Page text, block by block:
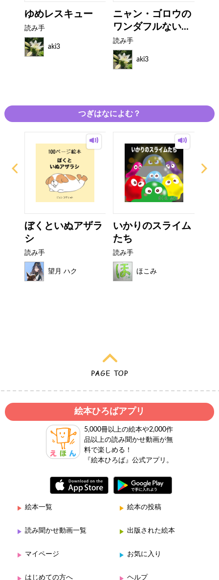
ゆめレスキュー
読み手
aki3
ニャン・ゴロウの
ワンダフルない...
読み手
aki3
つぎはなによむ？
ぼくといぬアザラ
シ
読み手
望月 ハク
いかりのスライム
たち
読み手
ほこみ
絵本ひろばアプリ
5,000冊以上の絵本や2,000作
品以上の読み聞かせ動画が無
料で楽しめる！
『絵本ひろば』公式アプリ。
絵本一覧 絵本の投稿
読み聞かせ動画一覧 出版された絵本
マイページ お気に入り
はじめての方へ ヘルプ